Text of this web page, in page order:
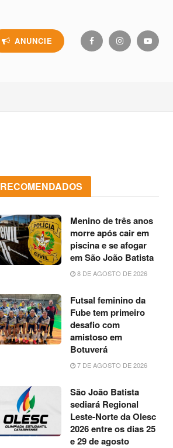
ANUNCIE
RECOMENDADOS
Menino de três anos
morre após cair em
piscina e se afogar
em São João Batista
8 DE AGOSTO DE 2026
Futsal feminino da
Fube tem primeiro
desafio com
amistoso em
Botuverá
7 DE AGOSTO DE 2026
São João Batista
sediará Regional
Leste-Norte da Olesc
2026 entre os dias 25
e 29 de agosto